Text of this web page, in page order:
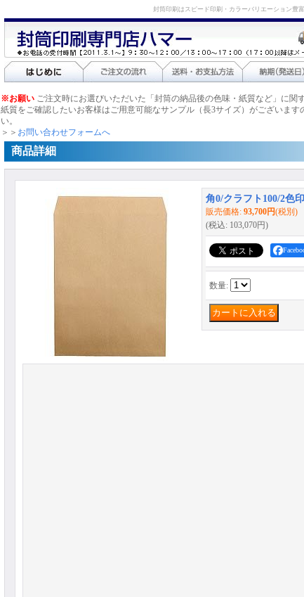
封筒印刷はスピード印刷・カラーバリエーション豊
※お願い ご注文時にお選びいただいた「封筒の納品後の色味・紙質など」に関
紙質をご確認したいお客様はご用意可能なサンプル（長3サイズ）がございま
い。
＞＞ お問い合わせフォームへ
商品詳細
角0/クラフト100/2色
販売価格: 93,700円(税別)
(税込: 103,070円)
数量: